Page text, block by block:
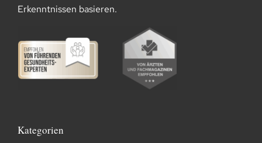
Erkenntnissen basieren.
Kategorien